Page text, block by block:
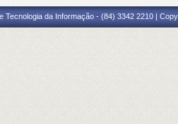
Tecnologia da Informação - (84) 3342 2210 |